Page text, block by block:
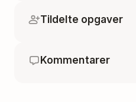
Tildelte opgaver
Kommentarer